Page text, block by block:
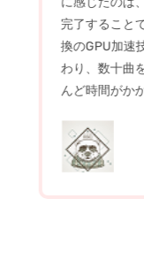
完了すること
換のGPU加速
わり、数十曲
んど時間がか